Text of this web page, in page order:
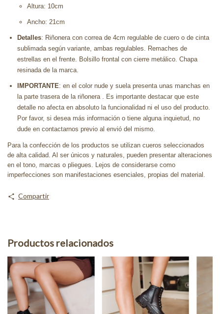
Altura: 10cm
Ancho: 21cm
Detalles: Riñonera con correa de 4cm regulable de cuero o de cinta
sublimada según variante, ambas regulables. Remaches de
estrellas en el frente. Bolsillo frontal con cierre metálico. Chapa
resinada de la marca.
IMPORTANTE: en el color nude y suela presenta unas manchas en
la parte trasera de la riñonera . Es importante destacar que este
detalle no afecta en absoluto la funcionalidad ni el uso del producto.
Por favor, si desea más información o tiene alguna inquietud, no
dude en contactarnos previo al envió del mismo.
Para la confección de los productos se utilizan cueros seleccionados
de alta calidad. Al ser únicos y naturales, pueden presentar alteraciones
en el tono, marcas o pliegues. Lejos de considerarse como
imperfecciones son manifestaciones esenciales, propias del material.
Compartir
Productos relacionados